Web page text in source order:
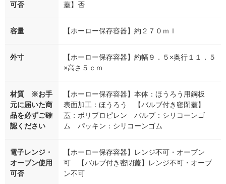
可否
蓋】否
容量 【ホーロー保存容器】約２７０ｍｌ
外寸
【ホーロー保存容器】約幅９．５×奥行１１．５
×高さ５ｃｍ
材質 ※お手
元に届いた商
品を必ずご確
認ください
【ホーロー保存容器】本体：ほうろう用鋼板
表面加工：ほうろう 【バルブ付き密閉蓋】
蓋：ポリプロピレン バルブ：シリコーンゴ
ム パッキン：シリコーンゴム
電子レンジ・
オーブン使用
可否
【ホーロー保存容器】レンジ不可・オーブン
可 【バルブ付き密閉蓋】レンジ不可・オーブ
ン不可